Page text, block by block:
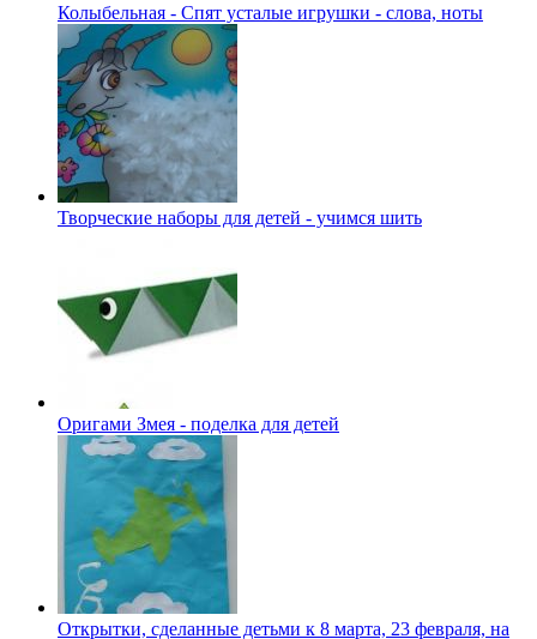
Колыбельная - Спят усталые игрушки - слова, ноты
Творческие наборы для детей - учимся шить
Оригами Змея - поделка для детей
Открытки, сделанные детьми к 8 марта, 23 февраля, на